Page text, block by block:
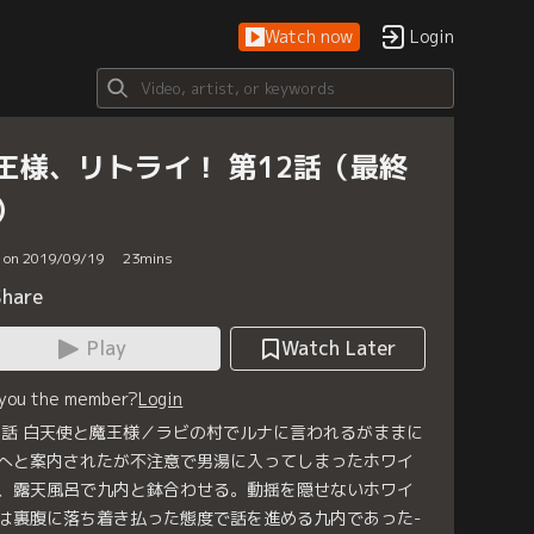
Watch now Login
様、リトライ！ 第12話（最終
on 2019/09/19 23mins
Play
Watch Later
the member?Login
白天使と魔王様／ラビの村でルナに言われるがままに
と案内されたが不注意で男湯に入ってしまったホワイ
露天風呂で九内と鉢合わせる。動揺を隠せないホワイ
裏腹に落ち着き払った態度で話を進める九内であった-